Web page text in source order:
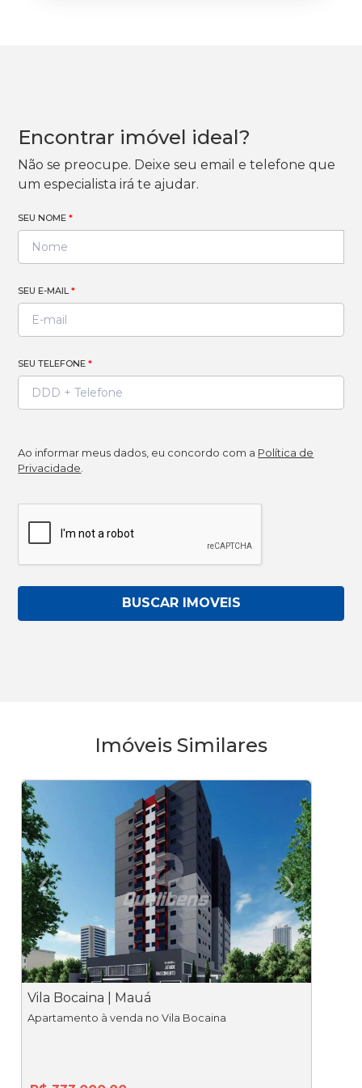
Encontrar imóvel ideal?
Não se preocupe. Deixe seu email e telefone que
um especialista irá te ajudar.
SEU NOME*
SEU E-MAIL*
SEU TELEFONE*
Ao informar meus dados, eu concordo com a Política de
Privacidade
BUSCAR IMOVEIS
Imóveis Similares
‹
Previous
›
Vila Bocaina | Mauá
Apartamento à venda no Vila Bocaina